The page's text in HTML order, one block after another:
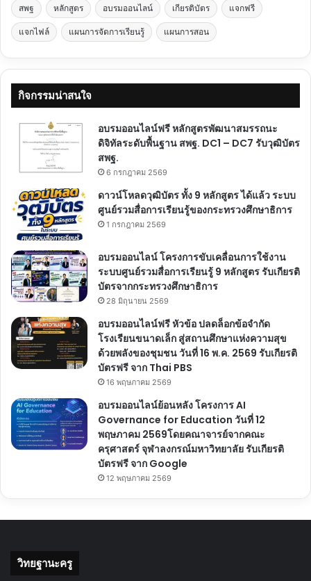
สพฐ หลักสูตร อบรมออนไลน์ เกียรติบัตร แจกฟรี
แจกไฟล์ แผนการจัดการเรียนรู้ แผนการสอน
กิจกรรมน่าสนใจ
อบรมออนไลน์ฟรี หลักสูตรพัฒนาสมรรถนะ
ดิจิทัลระดับพื้นฐาน สพฐ. DC1 – DC7 รับวุฒิบัตร
สพฐ.
6 กรกฎาคม 2569
ดาวน์โหลดวุฒิบัตร ทั้ง 9 หลักสูตร ได้แล้ว ระบบ
ศูนย์รวมสื่อการเรียนรู้ของกระทรวงศึกษาธิการ
1 กรกฎาคม 2569
อบรมออนไลน์ โครงการขับเคลื่อนการใช้งาน
ระบบศูนย์รวมสื่อการเรียนรู้ 9 หลักสูตร รับเกียรติ
บัตรจากกระทรวงศึกษาธิการ
28 มิถุนายน 2569
อบรมออนไลน์ฟรี หัวข้อ ปลดล็อกข้อจำกัด
โรงเรียนขนาดเล็ก สู่สถานศึกษาแห่งความสุข
ด้วยพลังของชุมชน วันที่ 16 พ.ค. 2569 รับเกียรติ
บัตรฟรี จาก Thai PBS
16 พฤษภาคม 2569
อบรมออนไลน์ย้อนหลัง โครงการ AI
Governance for Education วันที่ 12
พฤษภาคม 2569โดยคณาจารย์จากคณะ
ครุศาสตร์ จุฬาลงกรณ์มหาวิทยาลัย รับเกียรติ
บัตรฟรี จาก Google
12 พฤษภาคม 2569
วิทยฐานะครู